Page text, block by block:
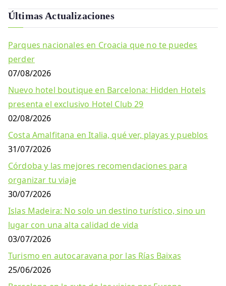
Últimas Actualizaciones
Parques nacionales en Croacia que no te puedes
perder
07/08/2026
Nuevo hotel boutique en Barcelona: Hidden Hotels
presenta el exclusivo Hotel Club 29
02/08/2026
Costa Amalfitana en Italia, qué ver, playas y pueblos
31/07/2026
Córdoba y las mejores recomendaciones para
organizar tu viaje
30/07/2026
Islas Madeira: No solo un destino turístico, sino un
lugar con una alta calidad de vida
03/07/2026
Turismo en autocaravana por las Rías Baixas
25/06/2026